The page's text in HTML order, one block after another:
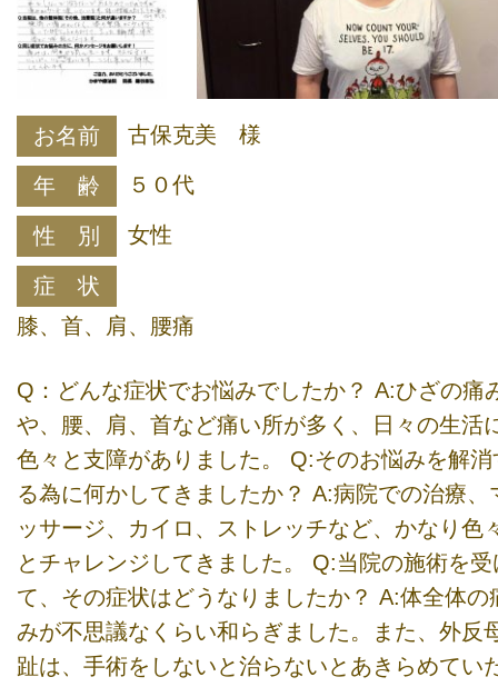
お名前 古保克美 様
年 齢 ５０代
性 別 女性
症 状
膝、首、肩、腰痛
Q：どんな症状でお悩みでしたか？ A:ひざの痛
や、腰、肩、首など痛い所が多く、日々の生活
色々と支障がありました。 Q:そのお悩みを解消
る為に何かしてきましたか？ A:病院での治療、
ッサージ、カイロ、ストレッチなど、かなり色
とチャレンジしてきました。 Q:当院の施術を受
て、その症状はどうなりましたか？ A:体全体の
みが不思議なくらい和らぎました。また、外反
趾は、手術をしないと治らないとあきらめてい